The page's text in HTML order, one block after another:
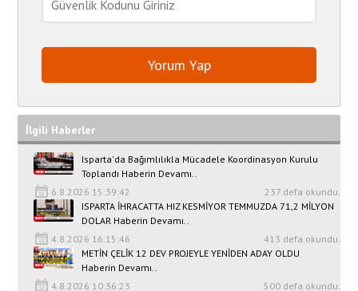
İlgili Haberler
Isparta'da Bağımlılıkla Mücadele Koordinasyon Kurulu
Toplandı Haberin Devamı..
6.8.2026 15:39:42
237 defa okundu.
ISPARTA İHRACATTA HIZ KESMİYOR TEMMUZDA 71,2 MİLYON
DOLAR Haberin Devamı..
4.8.2026 16:15:46
413 defa okundu.
METİN ÇELİK 12 DEV PROJEYLE YENİDEN ADAY OLDU
Haberin Devamı..
4.8.2026 10:36:23
500 defa okundu.